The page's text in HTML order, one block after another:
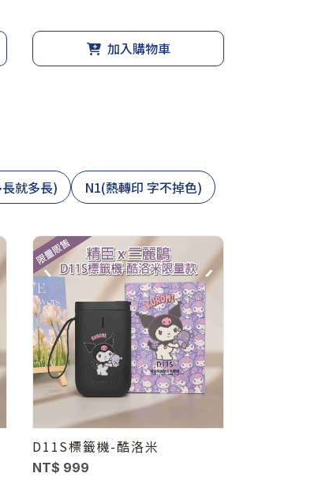
加入購物車
就多長) N1(熱轉印 字不掉色)
D11S標籤機-酷洛米
NT$ 999